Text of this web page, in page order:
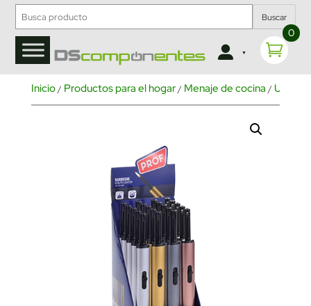
Buscar
0
Inicio/ Productos para el hogar/ Menaje de cocina /